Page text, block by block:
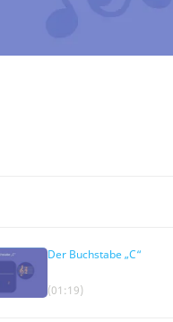
Der Buchstabe „C“
(01:19)